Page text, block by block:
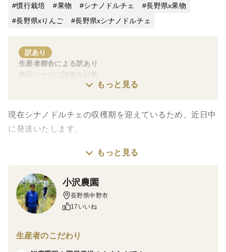
慣行栽培 果物 シナノドルチェ
長野県x果物
長野県xりんご
長野県xシナノドルチェ
訳あり
生産者都合による訳あり
商品ページに詳細を記載
もっと見る
現在シナノドルチェの収穫期を迎えているため、近日中
に発送いたします。
小沢農園の「シナノドルチェ」です！
ので、お試しにいかがでしょうか🍎
今年は猛暑と雨不足のため、色づきが薄いものが多く、
本商品はそのようなりんご中心になります。
樹木の本数が少ないため、数量限定で販売します。
もっと見る
小沢農園
長野県中野市
17いいね
生産者のこだわり